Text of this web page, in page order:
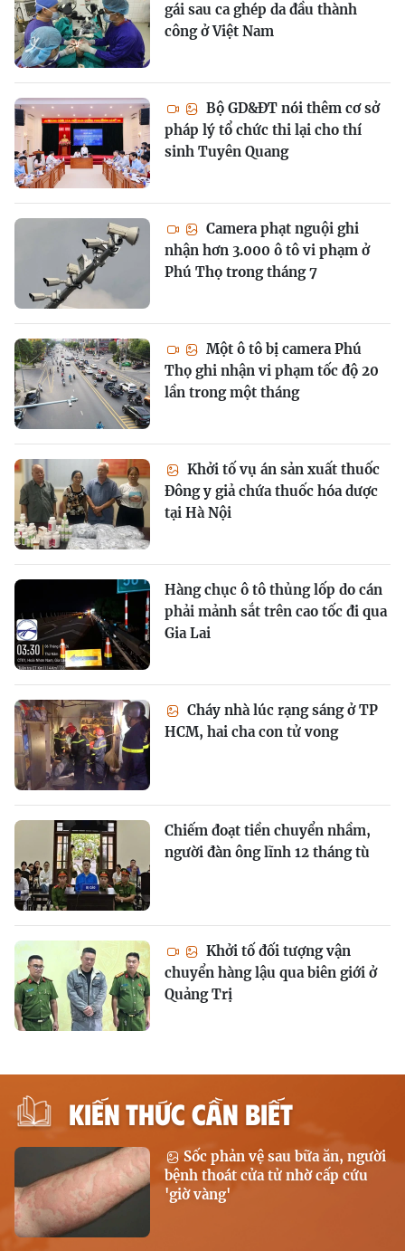
gái sau ca ghép da đầu thành
công ở Việt Nam
Bộ GD&ĐT nói thêm cơ sở
pháp lý tổ chức thi lại cho thí
sinh Tuyên Quang
Camera phạt nguội ghi
nhận hơn 3.000 ô tô vi phạm ở
Phú Thọ trong tháng 7
Một ô tô bị camera Phú
Thọ ghi nhận vi phạm tốc độ 20
lần trong một tháng
Khởi tố vụ án sản xuất thuốc
Đông y giả chứa thuốc hóa dược
tại Hà Nội
Hàng chục ô tô thủng lốp do cán
phải mảnh sắt trên cao tốc đi qua
Gia Lai
Cháy nhà lúc rạng sáng ở TP
HCM, hai cha con tử vong
Chiếm đoạt tiền chuyển nhầm,
người đàn ông lĩnh 12 tháng tù
Khởi tố đối tượng vận
chuyển hàng lậu qua biên giới ở
Quảng Trị
KIẾN THỨC CẦN BIẾT
Sốc phản vệ sau bữa ăn, người
bệnh thoát cửa tử nhờ cấp cứu
'giờ vàng'